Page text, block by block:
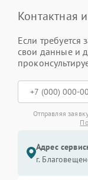
Контактная
Если требуется
свои данные и
Отправляя
Адрес
г.